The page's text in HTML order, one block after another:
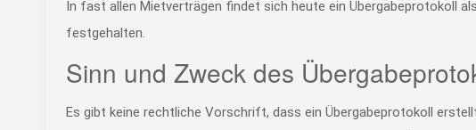
In fast allen Mietverträgen findet sich heute ein Übergabeprotokoll
festgehalten.
Sinn und Zweck des
Es gibt keine rechtliche Vorschrift, dass ein Übergabeprotokoll